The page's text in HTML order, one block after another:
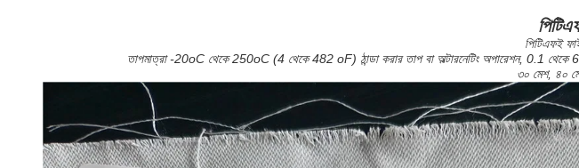
পিটিএফই
তাপমাত্রা -20oC থেকে 250oC (4 থেকে 482 oF) ঠান্ডা করার তাপ বা অল্টারনেটিং অপারেশন, 0.1
৩০ মেশ, ৪০